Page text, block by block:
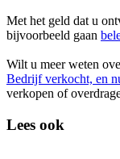
Met het geld dat u
bijvoorbeeld gaan
Wilt u meer weten
Bedrijf verkocht, en
verkopen of
Lees ook